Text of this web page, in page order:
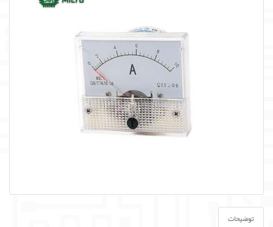
توضیحات